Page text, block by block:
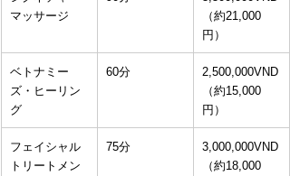
マッサージ
（約21,000
円）
ベトナミー
ズ・ヒーリン
グ
60分
2,500,000VND
（約15,000
円）
フェイシャル
トリートメン
75分
3,000,000VND
（約18,000